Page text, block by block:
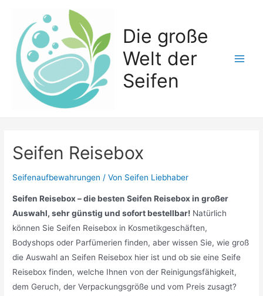
springen
Die große
Welt der
Seifen
Seifen Reisebox
Seifenaufbewahrungen / Von Seifen Liebhaber
Seifen Reisebox – die besten Seifen Reisebox in großer
Auswahl, sehr günstig und sofort bestellbar! Natürlich
können Sie Seifen Reisebox in Kosmetikgeschäften,
Bodyshops oder Parfümerien finden, aber wissen Sie, wie groß
die Auswahl an Seifen Reisebox hier ist und ob sie eine Seife
Reisebox finden, welche Ihnen von der Reinigungsfähigkeit,
dem Geruch, der Verpackungsgröße und vom Preis zusagt?